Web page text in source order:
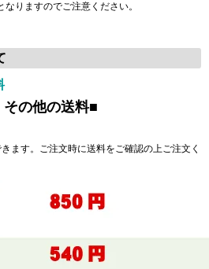
りますのでご注意ください。
その他の送料■
ます。ご注文時に送料をご確認の上ご注文く